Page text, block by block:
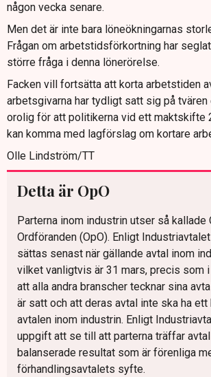
någon vecka senare.
Men det är inte bara löneökningarnas
Frågan om arbetstidsförkortning har
större fråga i denna lönerörelse.
Facken vill fortsätta att korta arbetstiden
arbetsgivarna har tydligt satt sig på
orolig för att politikerna vid ett maktskifte
kan komma med lagförslag om kortare
Olle Lindström/TT
Detta är OpO
Parterna inom industrin utser så kallade
Ordföranden (OpO). Enligt
sättas senast när gällande avtal inom
vilket vanligtvis är 31 mars, precis som i
att alla andra branscher tecknar sina
är satt och att deras avtal inte ska ha ett
avtalen inom industrin. Enligt
uppgift att se till att parterna träffar
balanserade resultat som är förenliga
förhandlingsavtalets syfte.